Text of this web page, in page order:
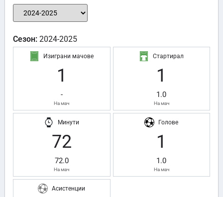
Сезон: 2024-2025
Изиграни мачове
1
-
На мач
Стартирал
1
1.0
На мач
Минути
72
72.0
На мач
Голове
1
1.0
На мач
Асистенции